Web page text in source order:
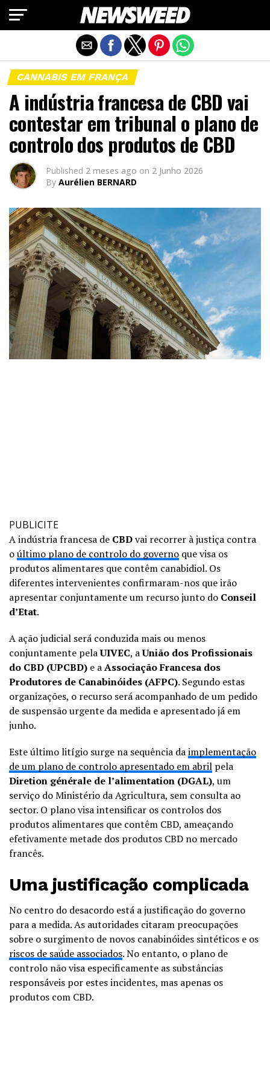
CANNABIS EM FRANÇA
A indústria francesa de CBD vai
contestar em tribunal o plano de
controlo dos produtos de CBD
Published 2 meses ago on 2 Junho 2026
By Aurélien BERNARD
PUBLICITE
A indústria francesa de CBDvai recorrer à justiça contra
oúltimo plano de controlo do governo que visa os
produtos alimentares que contêm canabidiol. Os
diferentes intervenientes confirmaram-nos que irão
apresentar conjuntamente um recurso junto do Conseil
d’Etat.
A ação judicial será conduzida mais ou menos
conjuntamente pelaUIVEC, aUnião dos Profissionais
do CBD (UPCBD) e aAssociação Francesa dos
Produtores de Canabinóides (AFPC). Segundo estas
organizações, o recurso será acompanhado de um pedido
de suspensão urgente da medida e apresentado já em
junho.
Este último litígio surge na sequência daimplementação
de um plano de controlo apresentado em abril pela
Diretion générale de l’alimentation (DGAL), um
serviço do Ministério da Agricultura, sem consulta ao
sector. O plano visa intensificar os controlos dos
produtos alimentares que contêm CBD, ameaçando
efetivamente metade dos produtos CBD no mercado
francês.
Uma justificação complicada
No centro do desacordo está a justificação do governo
para a medida. As autoridades citaram preocupações
sobre o surgimento de novos canabinóides sintéticos e os
riscos de saúde associados. No entanto, o plano de
controlo não visa especificamente as substâncias
responsáveis por estes incidentes, mas apenas os
produtos com CBD.
Exit mobile version